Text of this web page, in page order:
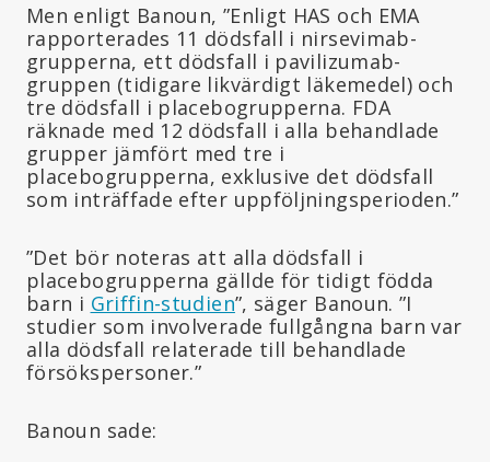
Men enligt Banoun, ”Enligt HAS och EMA
rapporterades 11 dödsfall i nirsevimab-
grupperna, ett dödsfall i pavilizumab-
gruppen (tidigare likvärdigt läkemedel) och
tre dödsfall i placebogrupperna. FDA
räknade med 12 dödsfall i alla behandlade
grupper jämfört med tre i
placebogrupperna, exklusive det dödsfall
som inträffade efter uppföljningsperioden.”
”Det bör noteras att alla dödsfall i
placebogrupperna gällde för tidigt födda
barn i Griffin-studien”, säger Banoun. ”I
studier som involverade fullgångna barn var
alla dödsfall relaterade till behandlade
försökspersoner.”
Banoun sade: